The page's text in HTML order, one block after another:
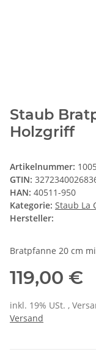
Staub
Holzgriff
Artikelnummer:
GTIN:
HAN: 40511-950
Kategorie: Staub La
Hersteller:
Bratpfanne 20 cm
119,00 €
inkl. 19% USt. ,
Versand